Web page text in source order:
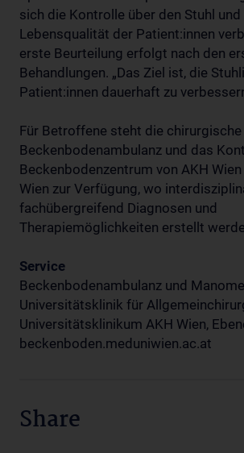
sich die Kontrolle über den Stuhl und
Lebensqualität der Patient:innen
erste Beurteilung erfolgt nach den
Behandlungen. „Das Ziel ist, die
Patient:innen dauerhaft zu
Für Betroffene steht die chirurgische
Beckenbodenambulanz und das
Beckenbodenzentrum von AKH
Wien zur Verfügung, wo
fachübergreifend Diagnosen und
Therapiemöglichkeiten erstellt
Service
Beckenbodenambulanz und
Universitätsklinik für
Universitätsklinikum AKH Wien,
beckenboden.meduniwien.ac.at
Share